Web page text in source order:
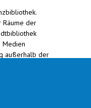
Räume der
Medien
außerhalb der
entliehen
1939